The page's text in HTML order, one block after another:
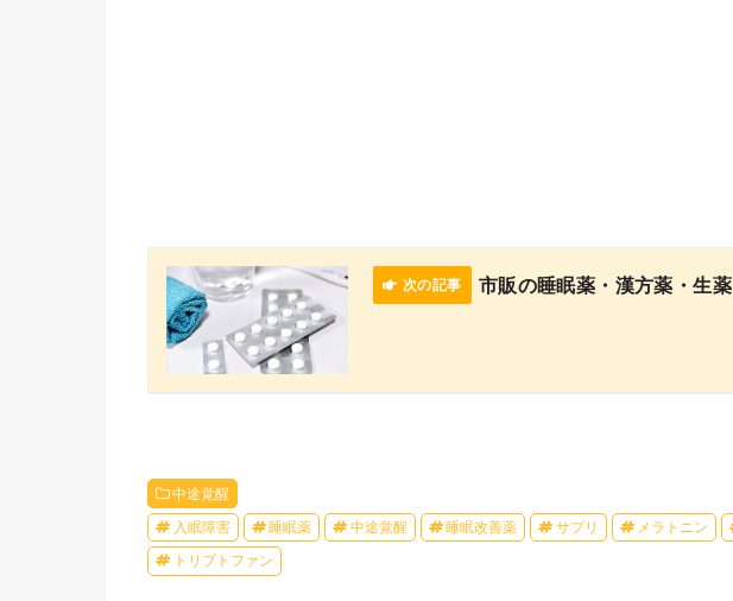
市販の睡眠薬・漢方薬・生薬
中途覚醒
入眠障害 睡眠薬 中途覚醒 睡眠改善薬 サプリ メラトニン
トリプトファン